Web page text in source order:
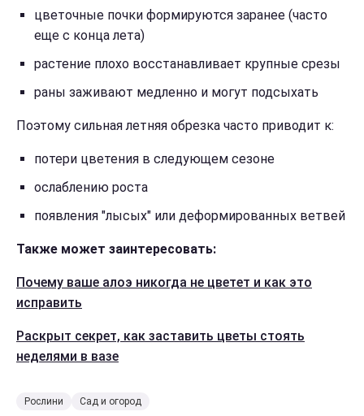
цветочные почки формируются заранее (часто
еще с конца лета)
растение плохо восстанавливает крупные срезы
раны заживают медленно и могут подсыхать
Поэтому сильная летняя обрезка часто приводит к:
потери цветения в следующем сезоне
ослаблению роста
появления "лысых" или деформированных ветвей
Также может заинтересовать:
Почему ваше алоэ никогда не цветет и как это
исправить
Раскрыт секрет, как заставить цветы стоять
неделями в вазе
Рослини Сад и огород